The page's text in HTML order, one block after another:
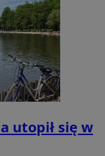
utopił się w